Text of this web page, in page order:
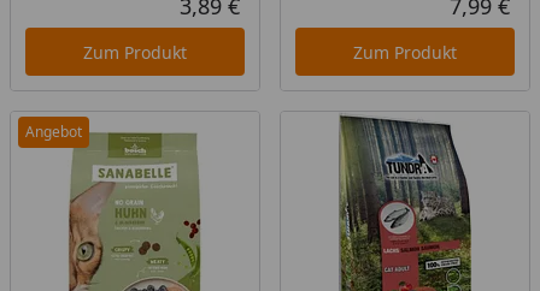
Aktueller Preis
3,89 €
Zum Produkt
7,99 €
Zum Produkt
Angebot